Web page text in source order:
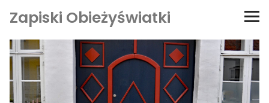
Zapiski Obieżyświatki
Podróże
Kultura i sztuka